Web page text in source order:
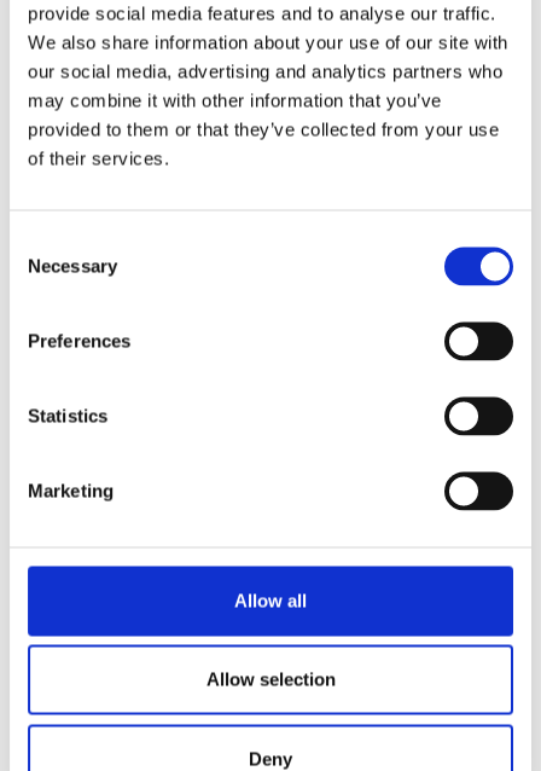
provide social media features and to analyse our traffic.
We also share information about your use of our site with
our social media, advertising and analytics partners who
may combine it with other information that you’ve
provided to them or that they’ve collected from your use
of their services.
Selection
Necessary
Preferences
Statistics
Marketing
Allow all
Allow selection
Deny
elaboración.
Modelo con un sistema de elaboración y dos
contenedores de 40 litros.
Tenga en cuenta que el carrito y la placa plegable no se
incluyen de serie. Estos accesorios se podrán pedir por
Hace rápidamente grandes cantidades de café
Aspecto sólido de gran calidad gracias a la carcasa
Equipada con señal de "café está listo", contadores
totales y diarios y temporizador integrado.
seguridad óptimos.
Café con una calidad consistente: los contenedores
Solicitar información